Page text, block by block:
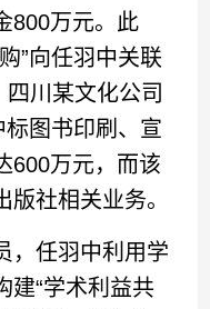
800万元。此
”向任羽中关联
川某文化公司
图书印刷、宣
600万元，而该
社相关业务。
任羽中利用学
建“学术利益共